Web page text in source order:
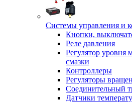
Системы управления и
Кнопки,
Реле давления
Регулятор уровня
смазки
Контроллеры
Регуляторы
Соединительный
Датчики